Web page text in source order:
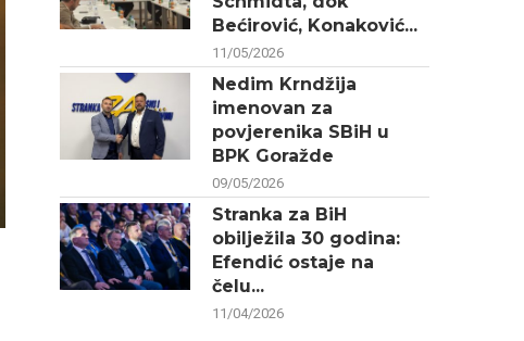
Bećirović, Konaković...
11/05/2026
Nedim Krndžija
imenovan za
povjerenika SBiH u
BPK Goražde
09/05/2026
Stranka za BiH
obilježila 30 godina:
Efendić ostaje na
čelu...
11/04/2026